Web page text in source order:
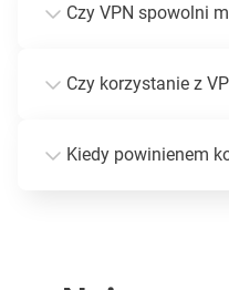
Czy VPN spowolni
Czy korzystanie z
Kiedy powinienem